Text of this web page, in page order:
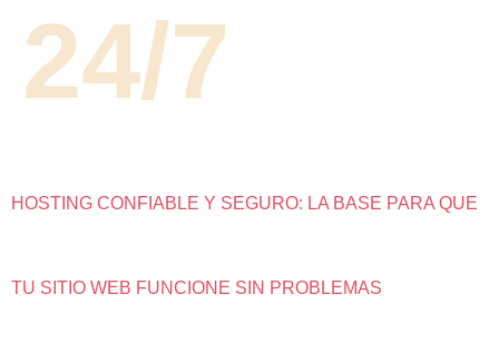
24/7
HOSTING CONFIABLE Y SEGURO: LA BASE PARA QUE
TU SITIO WEB FUNCIONE SIN PROBLEMAS